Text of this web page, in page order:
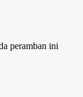
peramban ini